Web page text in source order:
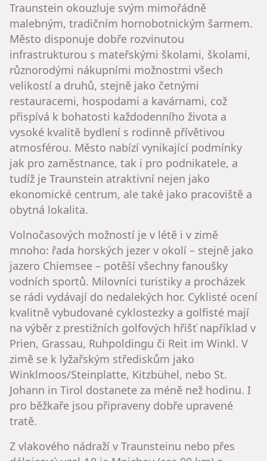
Traunstein okouzluje svým mimořádně
malebným, tradičním hornobotnickým šarmem.
Město disponuje dobře rozvinutou
infrastrukturou s mateřskými školami, školami,
různorodými nákupními možnostmi všech
velikostí a druhů, stejně jako četnými
restauracemi, hospodami a kavárnami, což
přispívá k bohatosti každodenního života a
vysoké kvalitě bydlení s rodinně přívětivou
atmosférou. Město nabízí vynikající podmínky
jak pro zaměstnance, tak i pro podnikatele, a
tudíž je Traunstein atraktivní nejen jako
ekonomické centrum, ale také jako pracoviště a
obytná lokalita.
Volnočasových možností je v létě i v zimě
mnoho: řada horských jezer v okolí – stejně jako
jazero Chiemsee – potěší všechny fanoušky
vodních sportů. Milovníci turistiky a procházek
se rádi vydávají do nedalekých hor. Cyklisté ocení
kvalitně vybudované cyklostezky a golfisté mají
na výběr z prestižních golfových hřišť například v
Prien, Grassau, Ruhpoldingu či Reit im Winkl. V
zimě se k lyžařským střediskům jako
Winklmoos/Steinplatte, Kitzbühel, nebo St.
Johann in Tirol dostanete za méně než hodinu. I
pro běžkaře jsou připraveny dobře upravené
tratě.
Z vlakového nádraží v Traunsteinu nebo přes